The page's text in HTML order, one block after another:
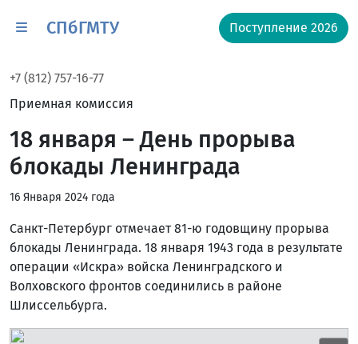
СПбГМТУ Поступление 2026
+7 (812) 757-16-77
Приемная комиссия
18 января – День прорыва
блокады Ленинграда
16 Января 2024 года
Санкт-Петербург отмечает 81-ю годовщину прорыва
блокады Ленинграда. 18 января 1943 года в результате
операции «Искра» войска Ленинградского и
Волховского фронтов соединились в районе
Шлиссельбурга.